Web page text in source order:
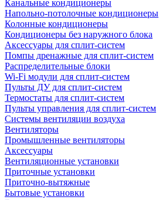
Канальные кондиционеры
Напольно-потолочные кондиционеры
Колонные кондиционеры
Кондиционеры без наружного блока
Аксессуары для сплит-систем
Помпы дренажные для сплит-систем
Распределительные блоки
Wi-Fi модули для сплит-систем
Пульты ДУ для сплит-систем
Термостаты для сплит-систем
Пульты управления для сплит-систем
Системы вентиляции воздуха
Вентиляторы
Промышленные вентиляторы
Аксессуары
Вентиляционные установки
Приточные установки
Приточно-вытяжные
Бытовые установки